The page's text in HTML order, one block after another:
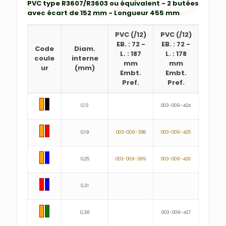
PVC type R3607/R3603 ou équivalent - 2 butées
avec écart de 152 mm - Longueur 455 mm
Code
coule
ur
Diam.
interne
(mm)
PVC (/12)
EB. : 72-
L. : 187
mm
Embt.
Pref.
PVC(/12)
EB. : 72 -
L. : 178
mm
Embt.
Pref.
0,13 003-009-424
0,19 003-009-388 003-009-425
0,25 003-009-389 003-009-426
0,31
0,38 003-009-427